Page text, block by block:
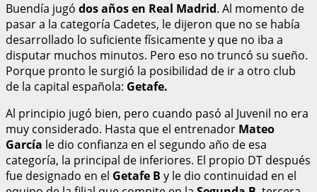
Buendía jugó dos años en Real Madrid. Al momento de
pasar a la categoría Cadetes, le dijeron que no se había
desarrollado lo suficiente físicamente y que no iba a
disputar muchos minutos. Pero eso no truncó su sueño.
Porque pronto le surgió la posibilidad de ir a otro club
de la capital española: Getafe.
Al principio jugó bien, pero cuando pasó al Juvenil no era
muy considerado. Hasta que el entrenador Mateo
García le dio confianza en el segundo año de esa
categoría, la principal de inferiores. El propio DT después
fue designado en el Getafe B y le dio continuidad en el